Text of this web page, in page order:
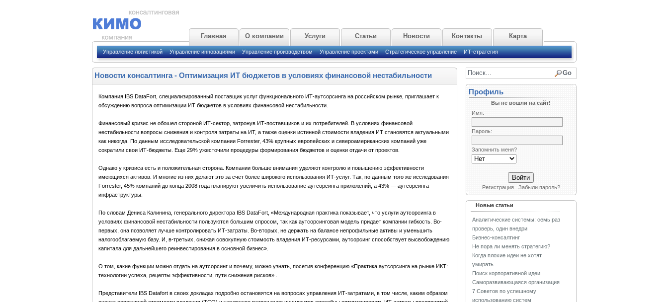
Главная О компании Услуги Статьи Новости Контакты Карта
Управление логистикой Управление инновациями Управление производством Управление проектами Стратегическое управление ИТ-стратегия
Новости консалтинга- Оптимизация ИТ бюджетов в условиях финансовой нестабильности
Компания IBS DataFort, специализированный поставщик услуг функционального ИТ-аутсорсинга на российском рынке, приглашает к
обсуждению вопроса оптимизации ИТ бюджетов в условиях финансовой нестабильности.
Финансовый кризис не обошел стороной ИТ-сектор, затронув ИТ-поставщиков и их потребителей. В условиях финансовой
нестабильности вопросы снижения и контроля затраты на ИТ, а также оценки истинной стоимости владения ИТ становятся актуальными
как никогда. По данным исследовательской компании Forrester, 43% крупных европейских и североамериканских компаний уже
сократили свои ИТ-бюджеты. Еще 29% ужесточили процедуры формирования бюджетов и оценки отдачи от проектов.
Однако у кризиса есть и положительная сторона. Компании больше внимания уделяют контролю и повышению эффективности
имеющихся активов. И многие из них делают это за счет более широкого использования ИТ-услуг. Так, по данным того же исследования
Forrester, 45% компаний до конца 2008 года планируют увеличить использование аутсорсинга приложений, а 43% — аутсорсинга
инфраструктуры.
По словам Дениса Калинина, генерального директора IBS DataFort, «Международная практика показывает, что услуги аутсорсинга в
условиях финансовой нестабильности пользуются большим спросом, так как аутсорсинговая модель придает компании гибкость. Во-
первых, она позволяет лучше контролировать ИТ-затраты. Во-вторых, не держать на балансе непрофильные активы и уменьшить
налогооблагаемую базу. И, в-третьих, снижая совокупную стоимость владения ИТ-ресурсами, аутсорсинг способствует высвобождению
капитала для дальнейшего реинвестирования в основной бизнес».
О том, какие функции можно отдать на аутсорсинг и почему, можно узнать, посетив конференцию «Практика аутсорсинга на рынке ИКТ:
технологии успеха, рецепты эффективности, пути снижения рисков» .
Представители IBS Datafort в своих докладах подробно остановятся на вопросах управления ИТ-затратами, в том числе, каким образом
Профиль
Вы не вошли на сайт!
Имя:
Пароль:
Запомнить меня?
Регистрация Забыли пароль?
Новые статьи
Аналитические системы: семь раз
проверь, один внедри
Бизнес-консалтинг
Не пора ли менять стратегию?
Когда плохие идеи не хотят
умирать
Поиск корпоративной идеи
Саморазвивающаяся организация
7 Советов по успешному
использованию систем